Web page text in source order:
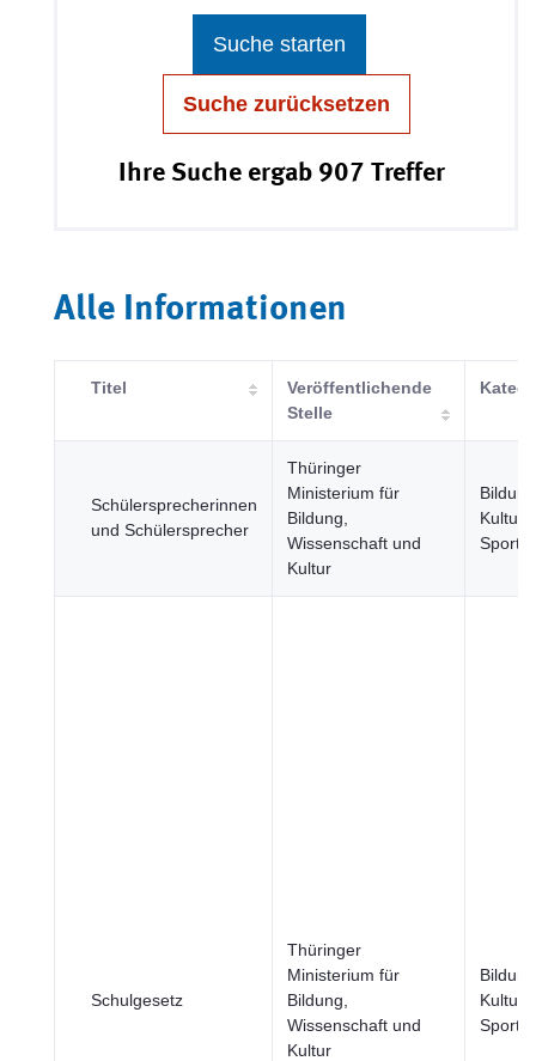
Suche starten
Suche zurücksetzen
Ihre Suche ergab 907 Treffer
Alle Informationen
Titel
Veröffentlichende
Stelle
Schülersprecherinnen
und Schülersprecher
Thüringer
Ministerium für
Bildung,
Wissenschaft und
Kultur
Kultur
Sport
Schulgesetz
Thüringer
Ministerium für
Bildung,
Wissenschaft und
Kultur
Kultur
Sport